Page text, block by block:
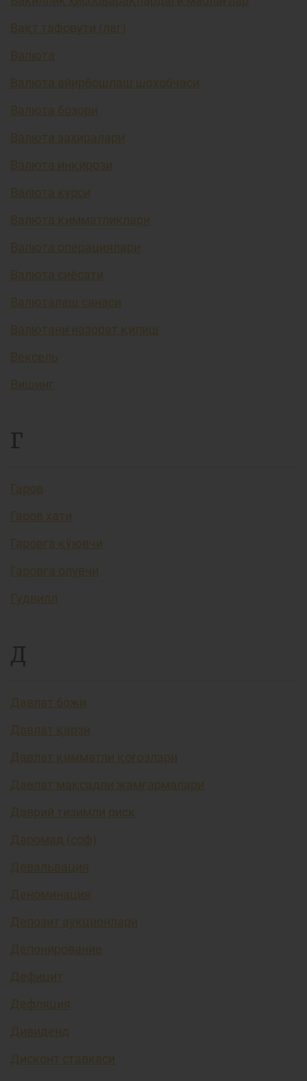
Вақт тафовути (лаг)
Валюта
Валюта айирбошлаш шохобчаси
Валюта бозори
Валюта заҳиралари
Валюта инқирози
Валюта курси
Валюта қимматликлари
Валюта операциялари
Валюта сиёсати
Валюталаш санаси
Валютани назорат қилиш
Вексель
Вишинг
Г
Гаров
Гаров хати
Гаровга қўювчи
Гаровга олувчи
Гудвилл
Д
Давлат божи
Давлат қарзи
Давлат қимматли қоғозлари
Давлат мақсадли жамғармалари
Даврий тизимли риск
Даромад (соф)
Девальвация
Деноминация
Депозит аукционлари
Депонирование
Дефицит
Дефляция
Дивиденд
Дисконт ставкаси